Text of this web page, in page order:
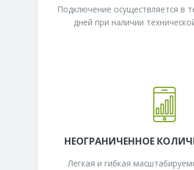
Подключение осуществляется в
дней при наличии
НЕОГРАНИЧЕННОЕ
Легкая и гибкая